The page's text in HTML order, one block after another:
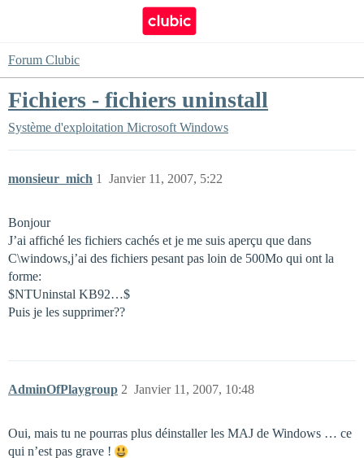
Forum Clubic
Fichiers - fichiers uninstall
Système d'exploitation Microsoft Windows
monsieur_mich Janvier 11, 2007, 5:22
1
Bonjour
J’ai affiché les fichiers cachés et je me suis aperçu que dans
C\windows,j’ai des fichiers pesant pas loin de 500Mo qui ont la
forme:
$NTUninstal KB92…$
Puis je les supprimer??
AdminOfPlaygroup Janvier 11, 2007, 10:48
2
Oui, mais tu ne pourras plus déinstaller les MAJ de Windows … ce
qui n’est pas grave !